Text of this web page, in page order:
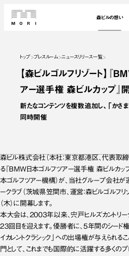
森ビルの想い
トップ プレスルーム ニュースリリース一覧
【森ビルゴルフリゾート】『
アー選手権 森ビルカップ』
新たなコンテンツを複数追加し、「かさま
同時開催
森ビル株式会社（本社：東京都港区、代表取
る『BMW日本ゴルフツアー選手権 森ビルカッ
本ゴルフツアー機構）が、当社グループ会社が
ークラブ（茨城県笠間市、運営：森ビルゴルフリ
（木）に開幕します。
本大会は、2003年以来、宍戸ヒルズカントリー
23回目を迎えます。優勝者に、5年間のシード
イカレントクラシック」への出場権が与えられる
門として、これまでも国際的に活躍する多くの